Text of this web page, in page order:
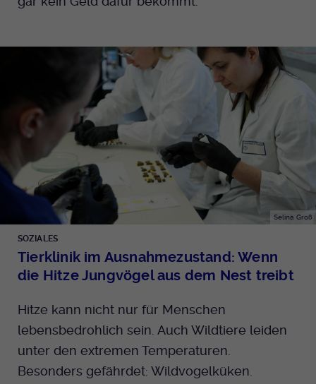
Selina Groß
SOZIALES
Tierklinik im Ausnahmezustand: Wenn
die Hitze Jungvögel aus dem Nest treibt
Hitze kann nicht nur für Menschen
lebensbedrohlich sein. Auch Wildtiere leiden
unter den extremen Temperaturen.
Besonders gefährdet: Wildvogelküken.